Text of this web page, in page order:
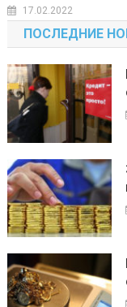
17.02.2022
ПОСЛЕДНИЕ